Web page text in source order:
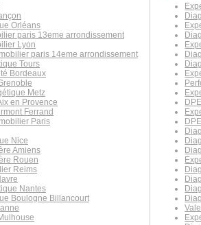
Orléans
paris 13eme arrondissement
Lyon
paris 14eme arrondissement
Tours
Bordeaux
Metz
en Provence
Ferrand
Paris
Nice
Amiens
Rouen
Reims
Nantes
Boulogne Billancourt